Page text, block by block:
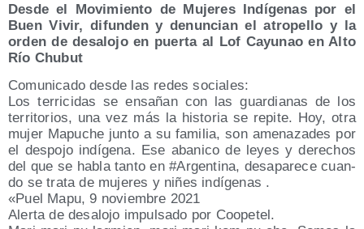
Des­de el Movi­mien­to de Muje­res Indí­ge­nas por el
Buen Vivir, difun­den y denun­cian el atro­pe­llo y la
orden de des­alo­jo en puer­ta al Lof Cayu­nao en Alto
Río Chubut
Comu­ni­ca­do des­de las redes socia­les:
Los terri­ci­das se ensa­ñan con las guar­dia­nas de los
terri­to­rios, una vez más la his­to­ria se repi­te. Hoy, otra
mujer Mapu­che jun­to a su fami­lia, son ame­na­za­des por
el des­po­jo indí­ge­na. Ese aba­ni­co de leyes y dere­chos
del que se habla tan­to en #Argen­ti­na, des­apa­re­ce cuan­
do se tra­ta de muje­res y niñes indí­ge­nas .
«Puel Mapu, 9 noviem­bre 2021
Aler­ta de des­alo­jo impul­sa­do por Coope­tel.